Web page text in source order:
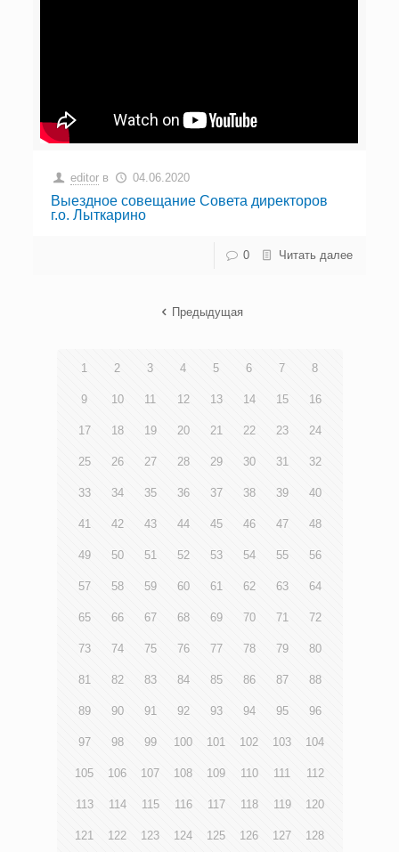
editor в 04.06.2020
Выездное совещание Совета директоров
г.о. Лыткарино
0 Читать далее
Предыдущая
1 2 3 4 5 6 7 8
9 10 11 12 13 14 15 16
17 18 19 20 21 22 23 24
25 26 27 28 29 30 31 32
33 34 35 36 37 38 39 40
41 42 43 44 45 46 47 48
49 50 51 52 53 54 55 56
57 58 59 60 61 62 63 64
65 66 67 68 69 70 71 72
73 74 75 76 77 78 79 80
81 82 83 84 85 86 87 88
89 90 91 92 93 94 95 96
97 98 99 100 101 102 103 104
105 106 107 108 109 110 111 112
113 114 115 116 117 118 119 120
121 122 123 124 125 126 127 128